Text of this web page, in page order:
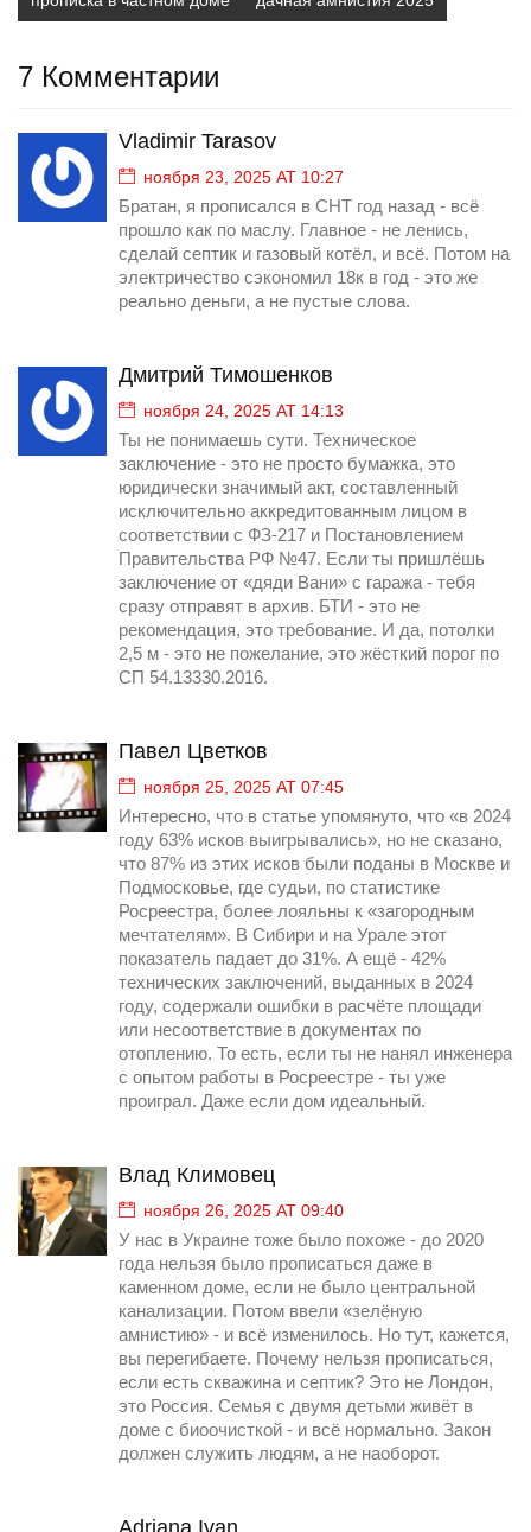
7 Комментарии
Vladimir Tarasov
ноября 23, 2025 AT 10:27
Братан, я прописался в СНТ год назад - всё
прошло как по маслу. Главное - не ленись,
сделай септик и газовый котёл, и всё. Потом на
электричество сэкономил 18к в год - это же
реально деньги, а не пустые слова.
Дмитрий Тимошенков
ноября 24, 2025 AT 14:13
Ты не понимаешь сути. Техническое
заключение - это не просто бумажка, это
юридически значимый акт, составленный
исключительно аккредитованным лицом в
соответствии с ФЗ-217 и Постановлением
Правительства РФ №47. Если ты пришлёшь
заключение от «дяди Вани» с гаража - тебя
сразу отправят в архив. БТИ - это не
рекомендация, это требование. И да, потолки
2,5 м - это не пожелание, это жёсткий порог по
СП 54.13330.2016.
Павел Цветков
ноября 25, 2025 AT 07:45
Интересно, что в статье упомянуто, что «в 2024
году 63% исков выигрывались», но не сказано,
что 87% из этих исков были поданы в Москве и
Подмосковье, где судьи, по статистике
Росреестра, более лояльны к «загородным
мечтателям». В Сибири и на Урале этот
показатель падает до 31%. А ещё - 42%
технических заключений, выданных в 2024
году, содержали ошибки в расчёте площади
или несоответствие в документах по
отоплению. То есть, если ты не нанял инженера
с опытом работы в Росреестре - ты уже
проиграл. Даже если дом идеальный.
Влад Климовец
ноября 26, 2025 AT 09:40
У нас в Украине тоже было похоже - до 2020
года нельзя было прописаться даже в
каменном доме, если не было центральной
канализации. Потом ввели «зелёную
амнистию» - и всё изменилось. Но тут, кажется,
вы перегибаете. Почему нельзя прописаться,
если есть скважина и септик? Это не Лондон,
это Россия. Семья с двумя детьми живёт в
доме с биоочисткой - и всё нормально. Закон
должен служить людям, а не наоборот.